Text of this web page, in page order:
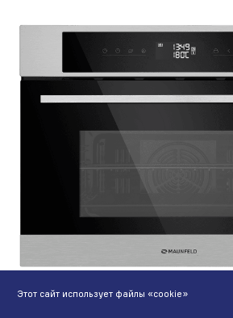
Этот сайт использует файлы «cookie»